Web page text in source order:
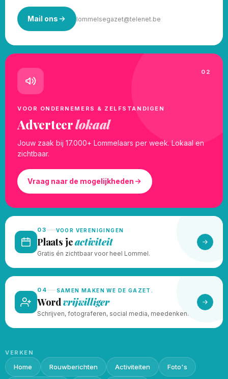
Mail ons lommelsegazet@telenet.be
02
VOOR ONDERNEMERS & ZELFSTANDIGEN
Adverteerlokaal
Jouw zaak bij 17.000+ Lommelaars per week. Lokaal en
zichtbaar.
Vraag naar de mogelijkheden
03 VOOR VERENIGINGEN
Plaats jeactiviteit
Gratis én zichtbaar voor heel Lommel.
04 SAMEN MAKEN WE DE GAZET.
Wordvrijwilliger
Schrijven, fotograferen, social media, meedenken.
VERKEN
Home Rouwberichten Activiteiten Foto's